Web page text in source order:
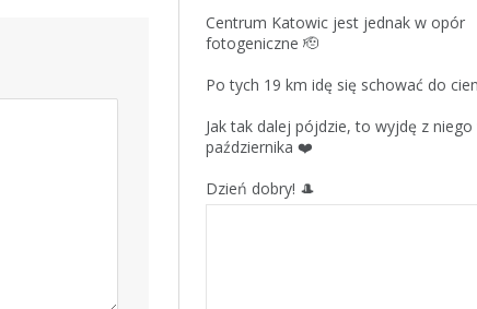
Centrum Katowic jest jednak w opór
fotogeniczne 🫡
Po tych 19 km idę się schować do
Jak tak dalej pójdzie, to wyjdę z
października ❤️
Dzień dobry! 🎩